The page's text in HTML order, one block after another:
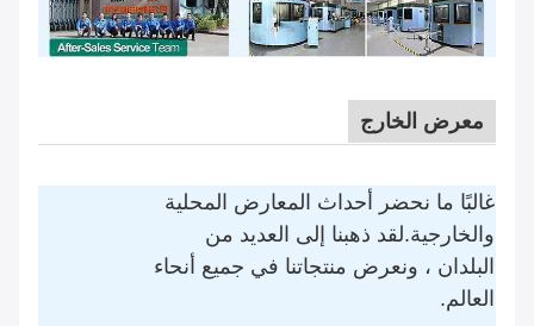
معرض الخارج
غالبًا ما نحضر أحداث المعارض المحلية
والخارجية.لقد ذهبنا إلى العديد من
البلدان ، ونعرض منتجاتنا في جميع أنحاء
العالم.